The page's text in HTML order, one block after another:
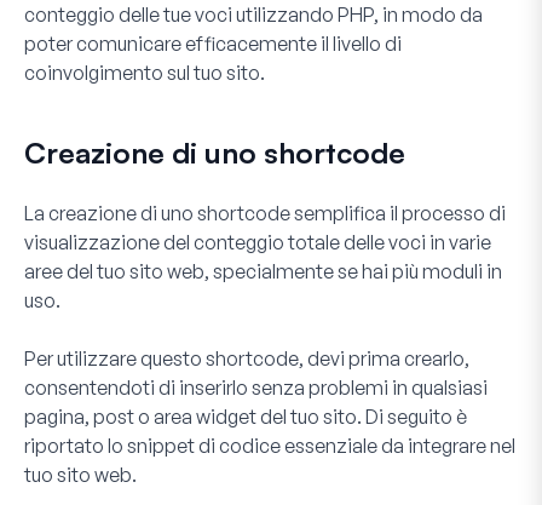
conteggio delle tue voci utilizzando PHP, in modo da
poter comunicare efficacemente il livello di
coinvolgimento sul tuo sito.
Creazione di uno shortcode
La creazione di uno shortcode semplifica il processo di
visualizzazione del conteggio totale delle voci in varie
aree del tuo sito web, specialmente se hai più moduli in
uso.
Per utilizzare questo shortcode, devi prima crearlo,
consentendoti di inserirlo senza problemi in qualsiasi
pagina, post o area widget del tuo sito. Di seguito è
riportato lo snippet di codice essenziale da integrare nel
tuo sito web.